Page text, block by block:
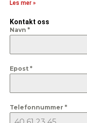
Les mer »
Kontakt oss
Navn *
Epost *
Telefonnummer *